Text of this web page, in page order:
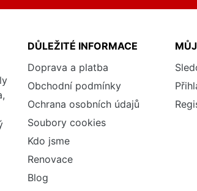
DŮLEŽITÉ INFORMACE
Doprava a platba
Obchodní podmínky
Ochrana osobních údajů
Soubory cookies
Kdo jsme
Renovace
Blog